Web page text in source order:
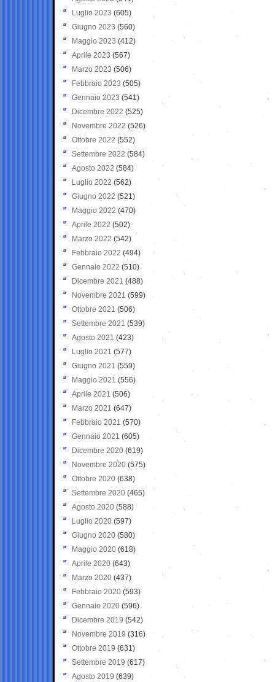
Luglio 2023 (605)
Giugno 2023 (560)
Maggio 2023 (412)
Aprile 2023 (567)
Marzo 2023 (506)
Febbraio 2023 (505)
Gennaio 2023 (541)
Dicembre 2022 (525)
Novembre 2022 (526)
Ottobre 2022 (552)
Settembre 2022 (584)
Agosto 2022 (584)
Luglio 2022 (562)
Giugno 2022 (521)
Maggio 2022 (470)
Aprile 2022 (502)
Marzo 2022 (542)
Febbraio 2022 (494)
Gennaio 2022 (510)
Dicembre 2021 (488)
Novembre 2021 (599)
Ottobre 2021 (506)
Settembre 2021 (539)
Agosto 2021 (423)
Luglio 2021 (577)
Giugno 2021(559)
Maggio 2021 (556)
Aprile 2021 (506)
Marzo 2021 (647)
Febbraio 2021 (570)
Gennaio 2021 (605)
Dicembre 2020 (619)
Novembre 2020 (575)
Ottobre 2020 (638)
Settembre 2020(465)
Agosto 2020 (588)
Luglio 2020 (597)
Giugno 2020 (580)
Maggio 2020 (618)
Aprile 2020 (643)
Marzo 2020 (437)
Febbraio 2020 (593)
Gennaio 2020 (596)
Dicembre 2019 (542)
Novembre 2019 (316)
Ottobre 2019 (631)
Settembre 2019 (617)
Agosto 2019 (639)